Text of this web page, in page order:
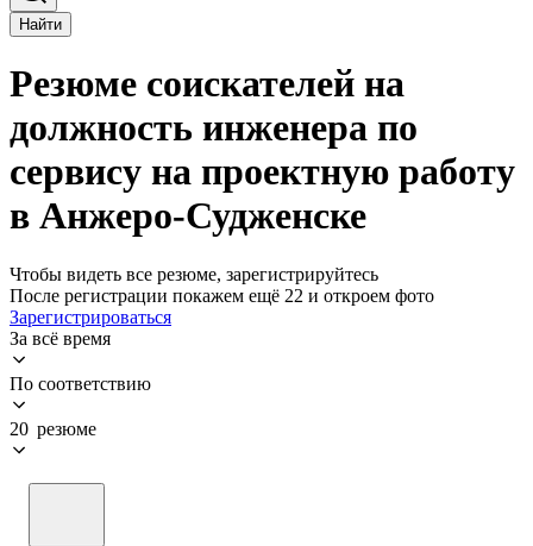
Найти
Резюме соискателей на
должность инженера по
сервису на проектную работу
в Анжеро-Судженске
Чтобы видеть все резюме, зарегистрируйтесь
После регистрации покажем ещё 22 и откроем фото
Зарегистрироваться
За всё время
По соответствию
20 резюме